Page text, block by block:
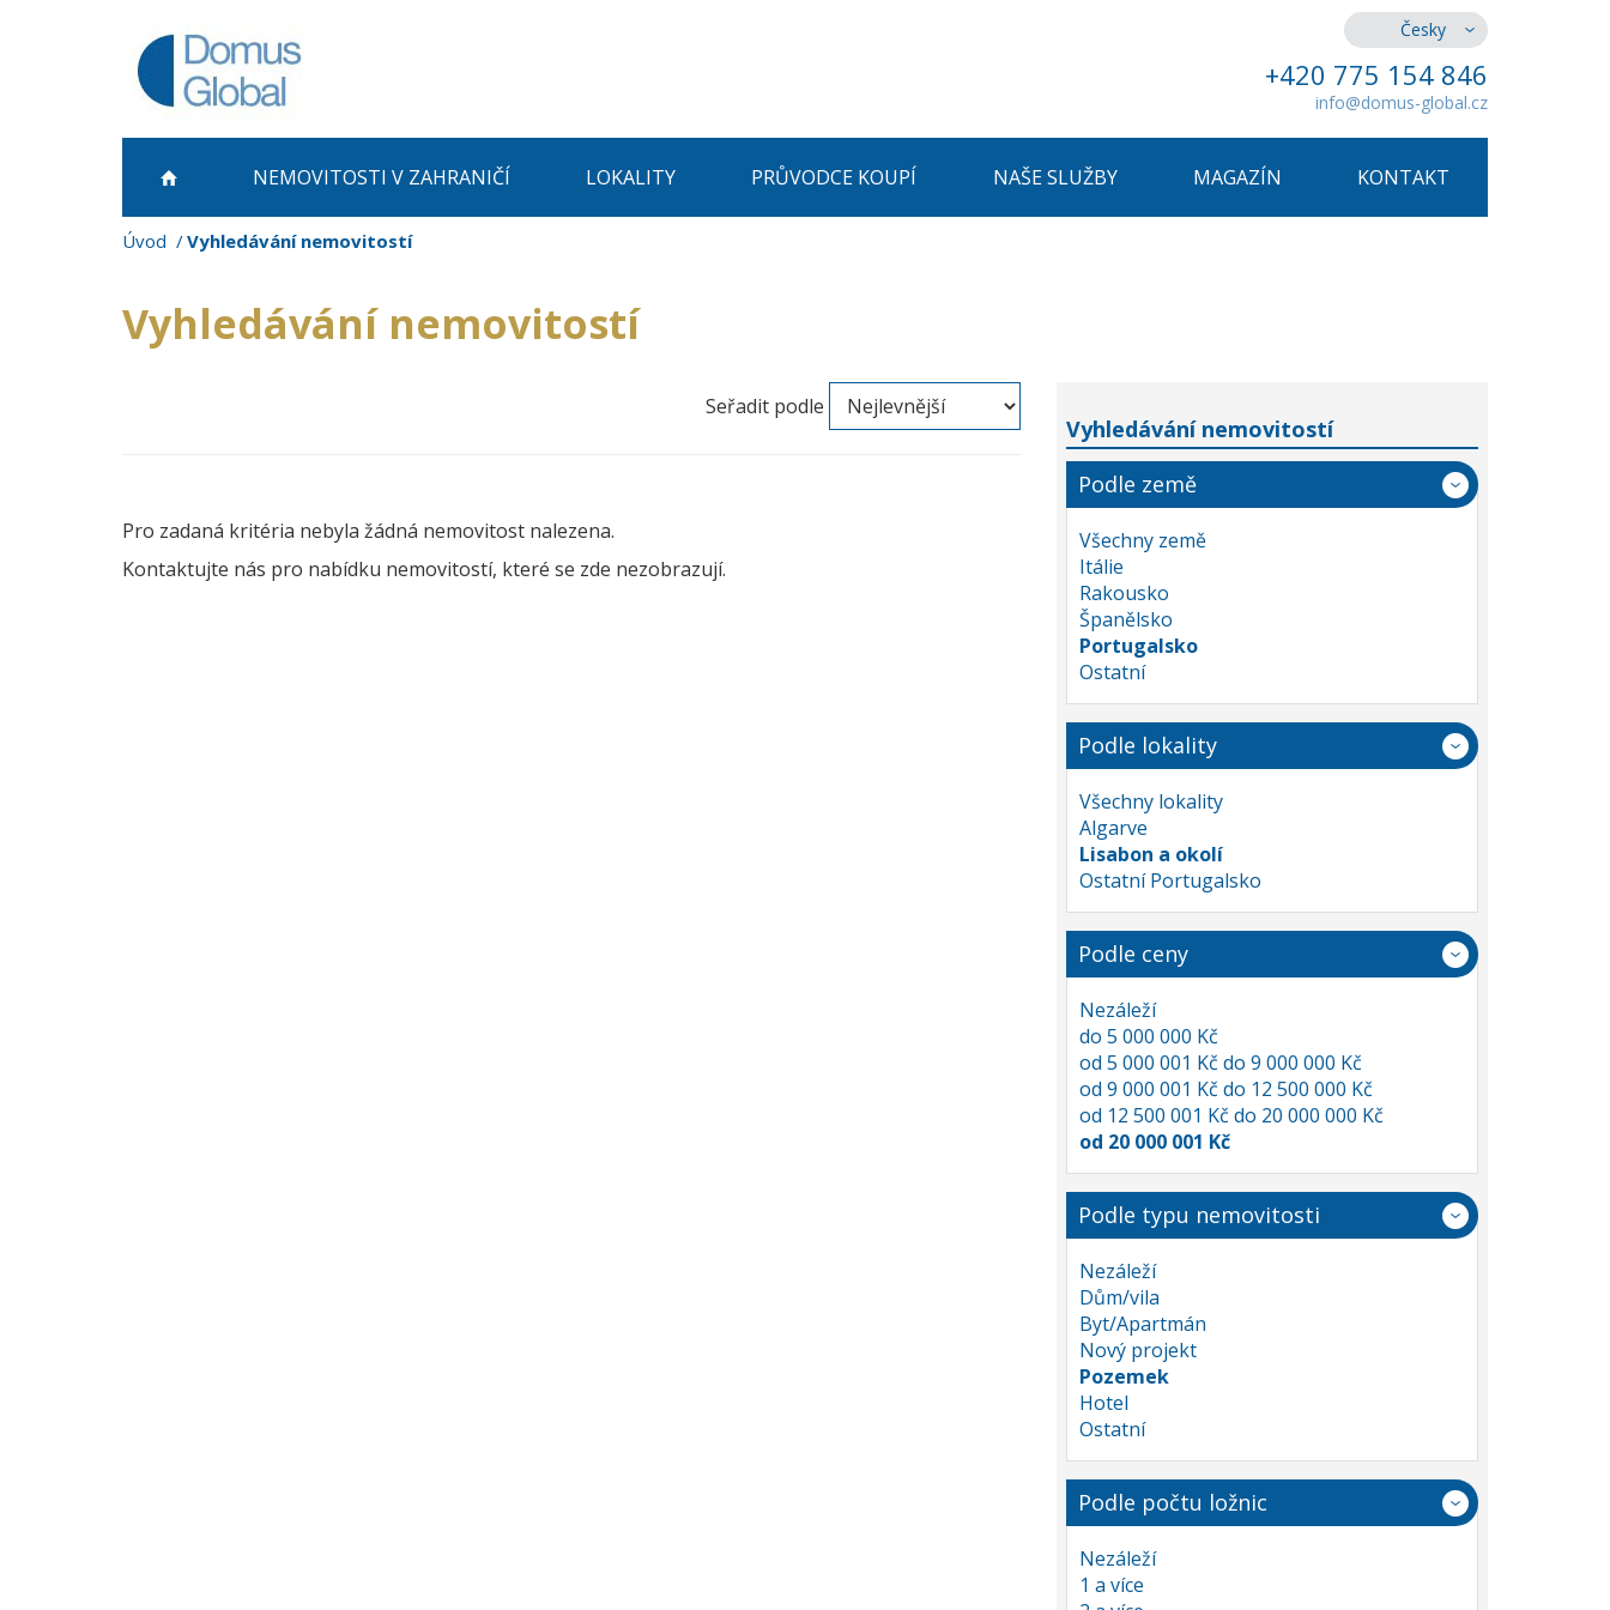
Česky
+420 775 154 846
info@domus-global.cz
NEMOVITOSTI V ZAHRANIČÍ LOKALITY PRŮVODCE KOUPÍ NAŠE SLUŽBY MAGAZÍN KONTAKT
Úvod Vyhledávání nemovitostí
Vyhledávání nemovitostí
Seřadit podle
Pro zadaná kritéria nebyla žádná nemovitost nalezena.
Kontaktujte nás pro nabídku nemovitostí, které se zde nezobrazují.
Vyhledávání nemovitostí
Podle země
Všechny země
Itálie
Rakousko
Španělsko
Portugalsko
Ostatní
Podle lokality
Všechny lokality
Algarve
Lisabon a okolí
Ostatní Portugalsko
Podle ceny
Nezáleží
do 5 000 000 Kč
od 5 000 001 Kč do 9 000 000 Kč
od 9 000 001 Kč do 12 500 000 Kč
od 12 500 001 Kč do 20 000 000 Kč
od 20 000 001 Kč
Podle typu nemovitosti
Nezáleží
Dům/vila
Byt/Apartmán
Nový projekt
Pozemek
Hotel
Ostatní
Podle počtu ložnic
Nezáleží
1 a více